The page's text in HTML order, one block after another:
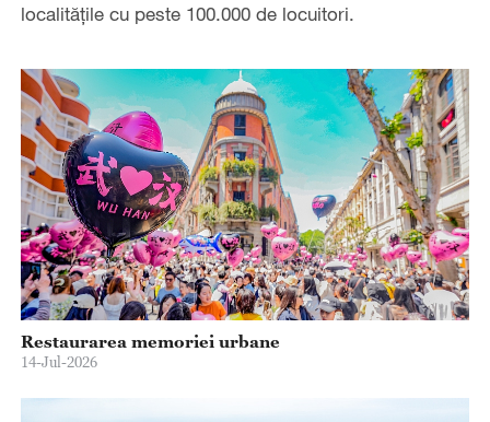
localitățile cu peste 100.000 de locuitori.
Restaurarea memoriei urbane
14-Jul-2026